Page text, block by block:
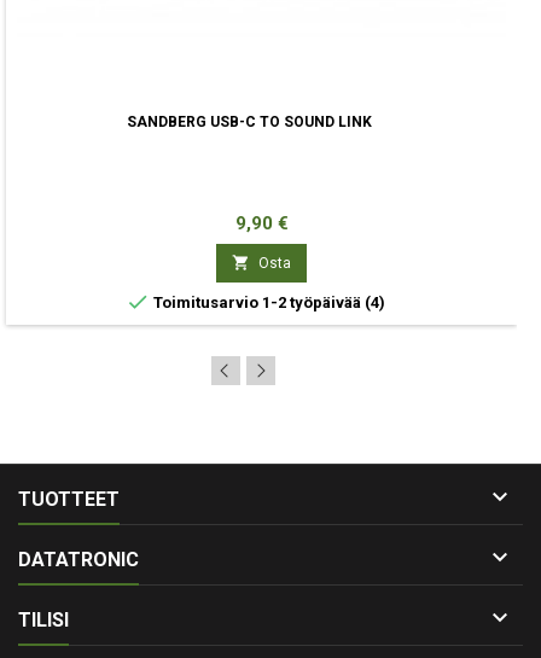
SANDBERG USB-C TO SOUND LINK
Hinta
9,90 €
 Osta
 Toimitusarvio 1-2 työpäivää (4)
TUOTTEET 
DATATRONIC 
TILISI 